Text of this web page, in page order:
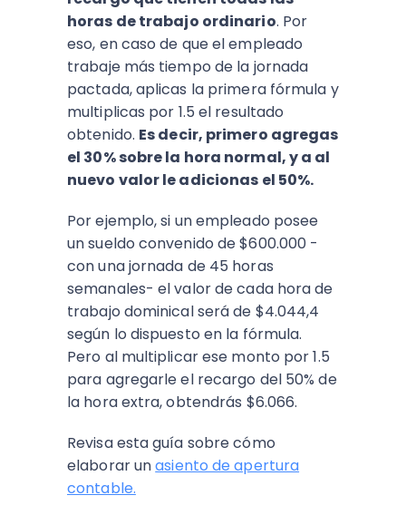
horas de trabajo ordinario. Por
eso, en caso de que el empleado
trabaje más tiempo de la jornada
pactada, aplicas la primera fórmula y
multiplicas por 1.5 el resultado
obtenido. Es decir, primero agregas
el 30% sobre la hora normal, y a al
nuevo valor le adicionas el 50%.
Por ejemplo, si un empleado posee
un sueldo convenido de $600.000 -
con una jornada de 45 horas
semanales- el valor de cada hora de
trabajo dominical será de $4.044,4
según lo dispuesto en la fórmula.
Pero al multiplicar ese monto por 1.5
para agregarle el recargo del 50% de
la hora extra, obtendrás $6.066.
Revisa esta guía sobre cómo
elaborar unasiento de apertura
contable.